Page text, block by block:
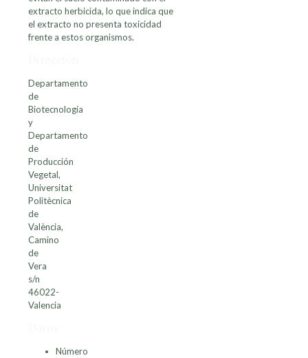
extracto herbicida, lo que indica que
el extracto no presenta toxicidad
frente a estos organismos.
Departamento
de
Biotecnología
y
Departamento
de
Producción
Vegetal,
Universitat
Politècnica
de
València,
Camino
de
Vera
s/n
46022-
Valencia
Número